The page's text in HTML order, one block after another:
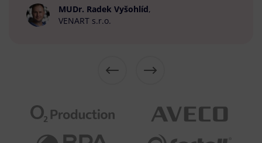
MUDr. Radek Vyšohlíd,
VENART s.r.o.